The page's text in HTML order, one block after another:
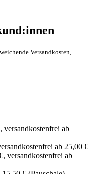
Versandkosten,
versandkostenfrei ab
ab 25,00 €
versandkostenfrei ab